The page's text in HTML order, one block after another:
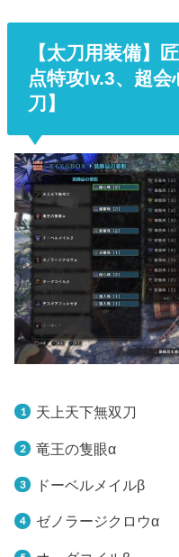
【太刀用装備】
点特攻lv.3、超
刀】
天上天下無双刀
竜王の隻眼α
ドーベルメイルβ
ゼノラージクロウα